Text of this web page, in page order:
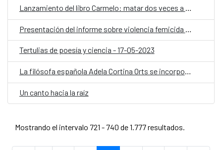
Lanzamiento del libro Carmelo: matar dos veces a un mismo hombre
Presentación del informe sobre violencia femicida en Chile durante 2022
Tertulias de poesía y ciencia - 17-05-2023
La filósofa española Adela Cortina Orts se incorpora como académica honoraria
Un canto hacia la raíz
Mostrando el intervalo 721 - 740 de 1.777 resultados.